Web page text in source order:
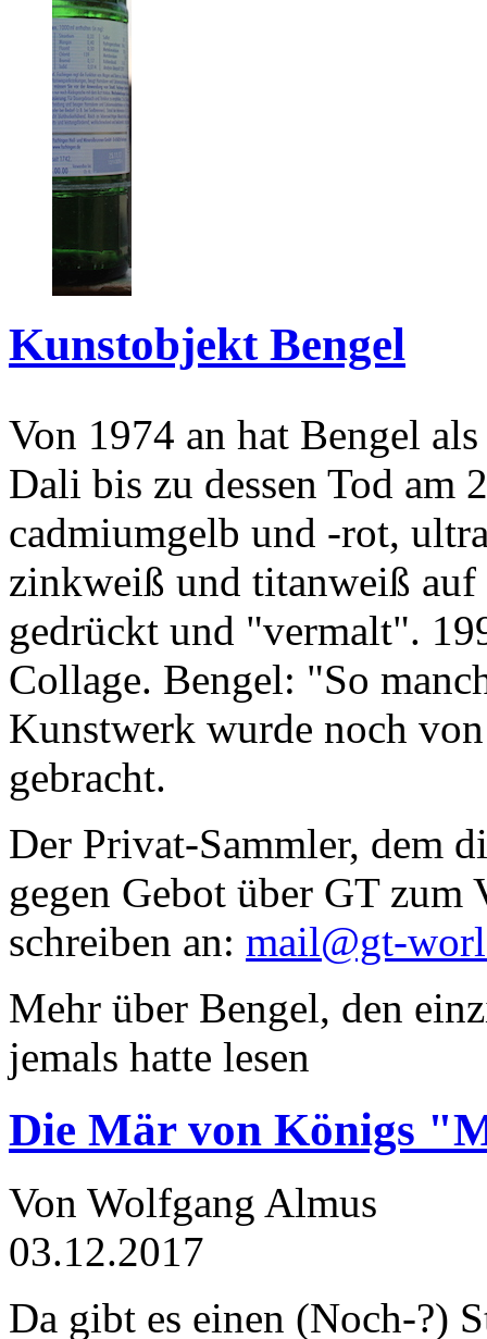
Kunstobjekt Bengel
Von 1974 an hat Bengel
Dali bis zu dessen Tod am
cadmiumgelb und -rot,
zinkweiß und titanweiß
gedrückt und "vermalt".
Collage. Bengel: "So
Kunstwerk wurde noch
gebracht.
Der Privat-Sammler, dem
gegen Gebot über GT zum
schreiben an: mail@gt-
Mehr über Bengel, den
jemals hatte lesen
Die Mär von Königs
Von Wolfgang Almus
03.12.2017
Da gibt es einen (Noch-?)